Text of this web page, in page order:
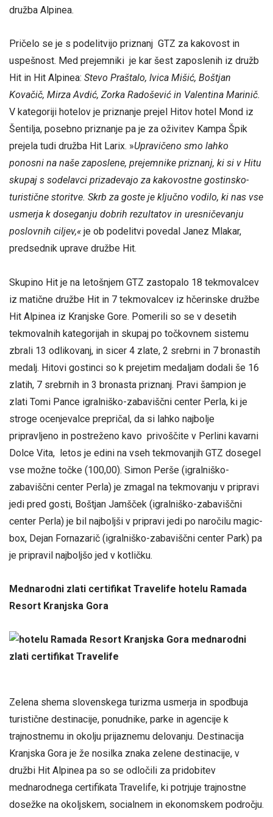
družba Alpinea.
Pričelo se je s podelitvijo priznanj GTZ za kakovost in
uspešnost. Med prejemniki je kar šest zaposlenih iz družb
Hit in Hit Alpinea: Stevo Praštalo, Ivica Mišić, Boštjan
Kovačič, Mirza Avdić, Zorka Radošević in Valentina Marinič.
V kategoriji hotelov je priznanje prejel Hitov hotel Mond iz
Šentilja, posebno priznanje pa je za oživitev Kampa Špik
prejela tudi družba Hit Larix. »Upravičeno smo lahko
ponosni na naše zaposlene, prejemnike priznanj, ki si v Hitu
skupaj s sodelavci prizadevajo za kakovostne gostinsko-
turistične storitve. Skrb za goste je ključno vodilo, ki nas vse
usmerja k doseganju dobrih rezultatov in uresničevanju
poslovnih ciljev,« je ob podelitvi povedal Janez Mlakar,
predsednik uprave družbe Hit.
Skupino Hit je na letošnjem GTZ zastopalo 18 tekmovalcev
iz matične družbe Hit in 7 tekmovalcev iz hčerinske družbe
Hit Alpinea iz Kranjske Gore. Pomerili so se v desetih
tekmovalnih kategorijah in skupaj po točkovnem sistemu
zbrali 13 odlikovanj, in sicer 4 zlate, 2 srebrni in 7 bronastih
medalj. Hitovi gostinci so k prejetim medaljam dodali še 16
zlatih, 7 srebrnih in 3 bronasta priznanj. Pravi šampion je
zlati Tomi Pance igralniško-zabaviščni center Perla, ki je
stroge ocenjevalce prepričal, da si lahko najbolje
pripravljeno in postreženo kavo privoščite v Perlini kavarni
Dolce Vita, letos je edini na vseh tekmovanjih GTZ dosegel
vse možne točke (100,00). Simon Perše (igralniško-
zabaviščni center Perla) je zmagal na tekmovanju v pripravi
jedi pred gosti, Boštjan Jamšček (igralniško-zabaviščni
center Perla) je bil najboljši v pripravi jedi po naročilu magic-
box, Dejan Fornazarič (igralniško-zabaviščni center Park) pa
je pripravil najboljšo jed v kotličku.
Mednarodni zlati certifikat Travelife hotelu Ramada
Resort Kranjska Gora
Zelena shema slovenskega turizma usmerja in spodbuja
turistične destinacije, ponudnike, parke in agencije k
trajnostnemu in okolju prijaznemu delovanju. Destinacija
Kranjska Gora je že nosilka znaka zelene destinacije, v
družbi Hit Alpinea pa so se odločili za pridobitev
mednarodnega certifikata Travelife, ki potrjuje trajnostne
dosežke na okoljskem, socialnem in ekonomskem področju.